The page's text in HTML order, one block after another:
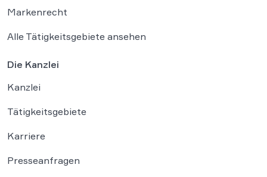
Markenrecht
Alle Tätigkeitsgebiete ansehen
Die Kanzlei
Kanzlei
Tätigkeitsgebiete
Karriere
Presseanfragen